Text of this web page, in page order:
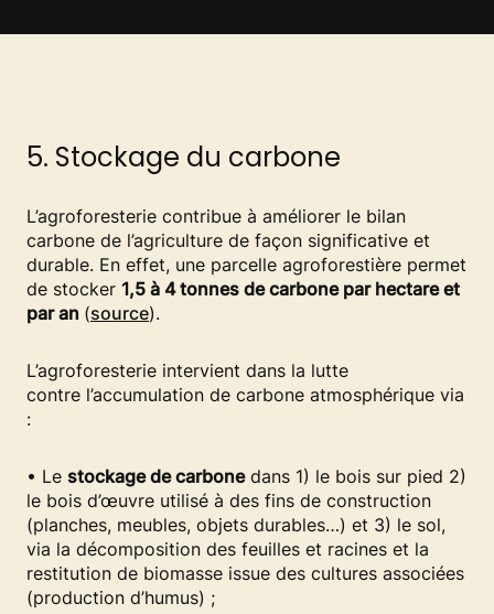
5. Stockage du carbone
L’agroforesterie contribue à améliorer le bilan
carbone de l’agriculture de façon significative et
durable. En effet, une parcelle agroforestière permet
de stocker 1,5 à 4 tonnes de carbone par hectare et
par an (source).
L’agroforesterie intervient dans la lutte
contre l’accumulation de carbone atmosphérique via
:​
• Le stockage de carbonedans 1) le bois sur pied 2)
le bois d’œuvre utilisé à des fins de construction
(planches, meubles, objets durables…) et 3) le sol,
via la décomposition des feuilles et racines et la
restitution de biomasse issue des cultures associées
(production d’humus) ;​